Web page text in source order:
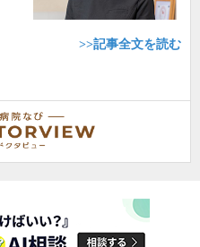
>>記事全文を読む